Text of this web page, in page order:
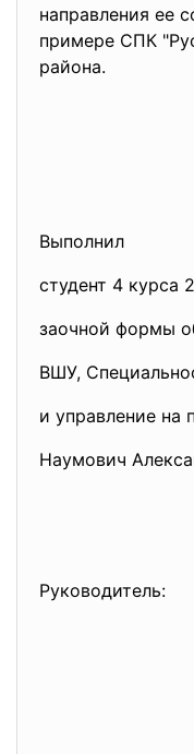
направления ее
примере СПК
района.
Выполнил
студент 4 курса
заочной формы
ВШУ,
и управление на
Наумович
Руководитель: